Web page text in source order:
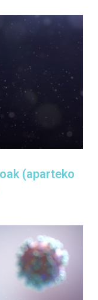
(aparteko